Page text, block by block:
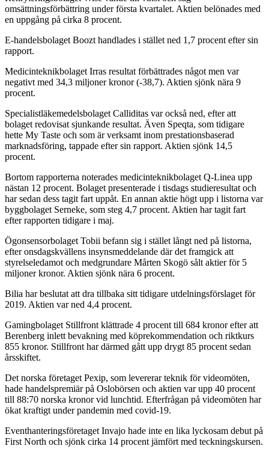
omsättningsförbättring under första kvartalet. Aktien belönades med
en uppgång på cirka 8 procent.
E-handelsbolaget Boozt handlades i stället ned 1,7 procent efter sin
rapport.
Medicinteknikbolaget Irras resultat förbättrades något men var
negativt med 34,3 miljoner kronor (-38,7). Aktien sjönk nära 9
procent.
Specialistläkemedelsbolaget Calliditas var också ned, efter att
bolaget redovisat sjunkande resultat. Även Speqta, som tidigare
hette My Taste och som är verksamt inom prestationsbaserad
marknadsföring, tappade efter sin rapport. Aktien sjönk 14,5
procent.
Bortom rapporterna noterades medicinteknikbolaget Q-Linea upp
nästan 12 procent. Bolaget presenterade i tisdags studieresultat och
har sedan dess tagit fart uppåt. En annan aktie högt upp i listorna var
byggbolaget Serneke, som steg 4,7 procent. Aktien har tagit fart
efter rapporten tidigare i maj.
Ögonsensorbolaget Tobii befann sig i stället långt ned på listorna,
efter onsdagskvällens insynsmeddelande där det framgick att
styrelseledamot och medgrundare Mårten Skogö sålt aktier för 5
miljoner kronor. Aktien sjönk nära 6 procent.
Bilia har beslutat att dra tillbaka sitt tidigare utdelningsförslaget för
2019. Aktien var ned 4,4 procent.
Gamingbolaget Stillfront klättrade 4 procent till 684 kronor efter att
Berenberg inlett bevakning med köprekommendation och riktkurs
855 kronor. Stillfront har därmed gått upp drygt 85 procent sedan
årsskiftet.
Det norska företaget Pexip, som levererar teknik för videomöten,
hade handelspremiär på Oslobörsen och aktien var upp 40 procent
till 88:70 norska kronor vid lunchtid. Efterfrågan på videomöten har
ökat kraftigt under pandemin med covid-19.
Eventhanteringsföretaget Invajo hade inte en lika lyckosam debut på
First North och sjönk cirka 14 procent jämfört med teckningskursen.